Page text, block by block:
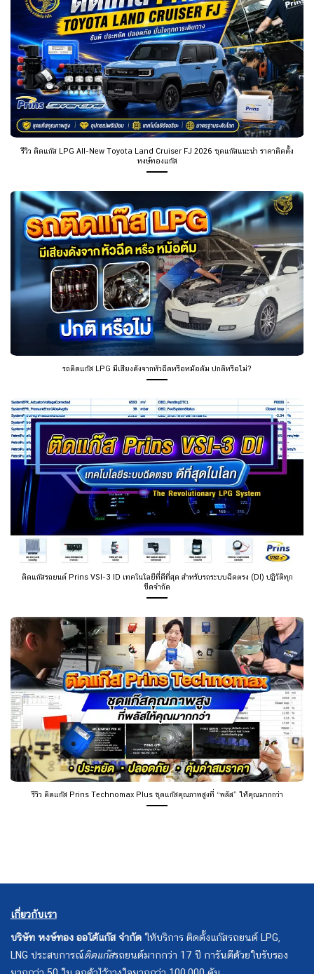
รีวิว ติดแก๊ส LPG All-New Toyota Land Cruiser FJ 2026 ชุดแก๊สแนะนำ ราคาติดตั้ง
หงษ์ทองแก๊ส
รถติดแก๊ส LPG มีเสียงดังจากหัวฉีดหรือหม้อต้ม ปกติหรือไม่?
ติดแก๊สรถยนต์ Prins VSI-3 ID เทคโนโลยีที่ดีที่สุด สำหรับรถระบบฉีดตรง (DI) ปฏิวัติทุก
ขีดจำกัด
รีวิว ติดแก๊ส Prins Technomax Plus ชุดแก๊สคุณภาพสูงที่ “พลัส” ให้คุณมากกว่า
เกี่ยวกับเรา
บริษัท หงษ์ทอง ออโต้แก๊ส จำกัด ให้บริการ ติดตั้งแก๊สรถยนต์ LPG,
LNG ประสบการณ์ติดแก๊สรถยนต์มากกว่า 17 ปี การันตีด้วยใบรับรอง